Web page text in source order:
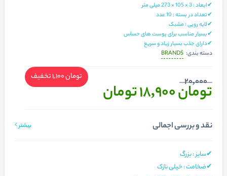
✔ابعاد : 3 × 105 × 273 میلی متر
✔تعداد در بسته : 10 عدد
✔لایه رویی : مشبک
✔بسیار مناسب برای پوست های حساس
✔دارای جذب بسیار زیاد و سریع
دسته بندی: BRANDS
20,000
تومان 18,900 تومان
تومان 1,100 تخفیف
نقد و بررسی اجمالی بیشتر
✔سایز : بزرگ
✔ضخامت : خیلی نازک